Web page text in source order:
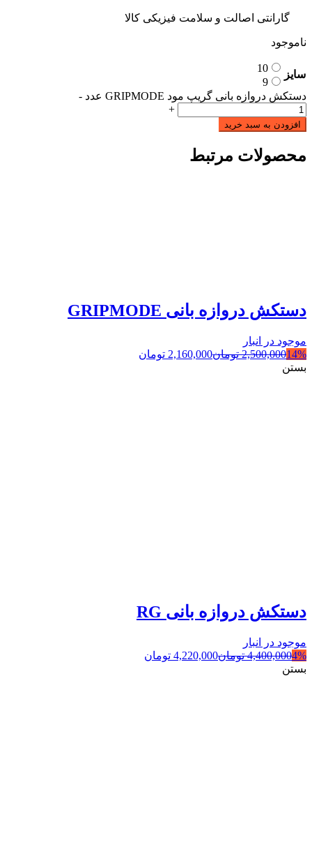
گارانتی اصالت و سلامت فیزیکی کالا
ناموجود
سایز
10
9
دستکش دروازه بانی گریپ مود GRIPMODE عدد
-
+
افزودن به سبد خرید
محصولات مرتبط
دستکش دروازه بانی GRIPMODE
موجود در انبار
14%
2,500,000 تومان2,160,000 تومان
بستن
دستکش دروازه بانی RG
موجود در انبار
4%
4,400,000 تومان4,220,000 تومان
بستن